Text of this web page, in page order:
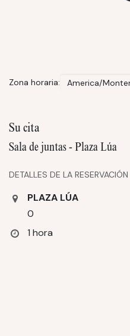
Zona horaria:
Su cita
Sala de juntas - Plaza Lúa
DETALLES DE LA RESERVACIÓN
PLAZA LÚA
0
1 hora